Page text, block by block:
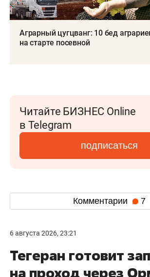
Аграрный цугцванг: 10 бед
на старте посевной
Читайте БИЗНЕС Online
в Telegram
подписаться
Комментарии 7
6 августа 2026, 23:21
Тегеран готовит
на проход через